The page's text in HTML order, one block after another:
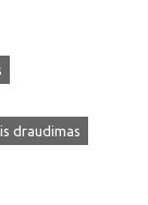
draudimas